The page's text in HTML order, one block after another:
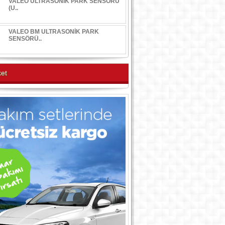
(U..
VALEO BM ULTRASONİK PARK
SENSÖRÜ..